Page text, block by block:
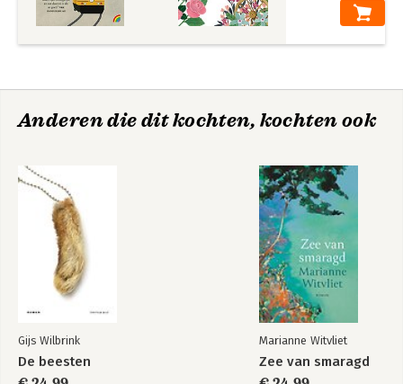
Anderen die dit kochten, kochten ook
Gijs Wilbrink
De beesten
Marianne Witvliet
Zee van smaragd